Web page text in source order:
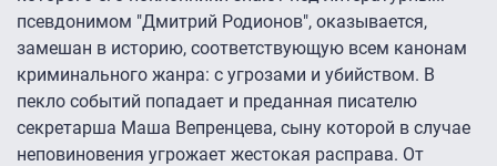
псевдонимом "Дмитрий Родионов", оказывается,
замешан в историю, соответствующую всем канонам
криминального жанра: с угрозами и убийством. В
пекло событий попадает и преданная писателю
секретарша Маша Вепренцева, сыну которой в случае
неповиновения угрожает жестокая расправа. От